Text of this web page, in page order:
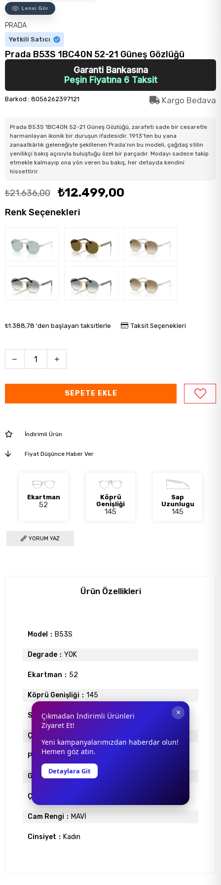
Lensi Gör
PRADA
Yetkili Satıcı
Prada B53S 1BC40N 52-21 Güneş Gözlüğü
Garanti Bankasına
Peşin Fiyatına 6 Taksit
Barkod : 8056262397121 Kargo Bedava
Prada B53S 1BC40N 52-21 Güneş Gözlüğü, zarafeti sade bir cesaretle
harmanlayan ikonik bir duruşun ifadesidir. 1913’ten bu yana
zanaatkârlık geleneğiyle şekillenen Prada’nın bu modeli, çağdaş stilin
yenilikçi bakış açısıyla buluştuğu özel bir parçadır. Modayı sadece takip
etmekle kalmayıp ona yön veren bu bakış, her detayda kendini
hissettirir
₺21.636,00 ₺12.499,00
Renk Seçenekleri
₺1.388,78 'den başlayan taksitlerle Taksit Seçenekleri
İndirimli Ürün
Fiyat Düşünce Haber Ver
Ekartman
52
Köprü
Genişliği
145
Sap
Uzunlugu
145
YORUM YAZ
Ürün Özellikleri
Model B53S
Degrade YOK
Ekartman 52
Köprü Genişliği 145
Sap Uzunlugu 145
Çerçeve Tipi
Polarize YOK
Gövde Rengi GÜMÜŞ
Çerçeve Materyali
Cam Rengi MAVİ
Cinsiyet Kadın
×
Çıkmadan İndirimli Ürünleri
Ziyaret Et!
Yeni kampanyalarımızdan haberdar olun!
Hemen göz atın.
Detaylara Git